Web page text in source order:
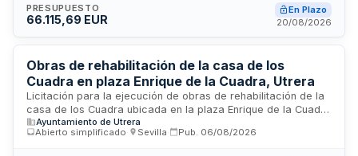
comprobación del replanteo, el programa de trabajo, la
dirección e inspección de obra, hasta la recepción final y
condiciones técnicas, económicas y de ejecución se
detallan en los anexos correspondientes del pliego.
PRESUPUESTO
66.115,69 EUR
En Plazo
20/08/2026
Obras de rehabilitación de la casa de los
Cuadra en plaza Enrique de la Cuadra, Utrera
Licitación para la ejecución de obras de rehabilitación de la
casa de los Cuadra ubicada en la plaza Enrique de la Cuadra
número 8 de Utrera, Sevilla. El proyecto comprende la fase 0
y fase 1 parcial de las actuaciones de rehabilitación del
Ayuntamiento de Utrera
Abierto simplificado
Sevilla Pub. 06/08/2026